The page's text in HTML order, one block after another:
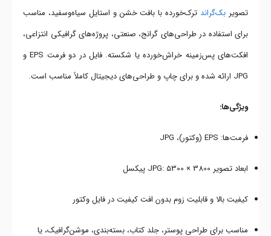
تصویر بک‌گراند ترک‌خورده با بافت خشن و استایل سیاه‌وسفید، مناسب
برای استفاده در طراحی‌های گرانج، صنعتی، پروژه‌های گرافیکی انتزاعی،
افکت‌های پس‌زمینه خراش‌خورده یا شکسته. فایل در دو فرمت EPS و
JPG ارائه شده و برای چاپ و طراحی‌های دیجیتال کاملاً مناسب است.
ویژگی‌ها:
فرمت‌ها: EPS (وکتور)، JPG
ابعاد تصویر JPG: 5300 × 3800 پیکسل
کیفیت بالا و قابلیت زوم بدون افت کیفیت در فایل وکتور
مناسب برای طراحی پوستر، جلد کتاب، بسته‌بندی، موشن‌گرافیک، یا